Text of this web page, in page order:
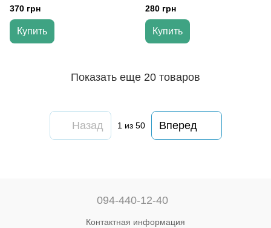
Ножинская-Демьянюк Агнешка
(Твердый переплет, на
украинском языке)
370 грн
Купить
переплет, на украинском
языке)
280 грн
Купить
Показать еще 20 товаров
Назад 1 из 50 Вперед
094-440-12-40
Контактная информация